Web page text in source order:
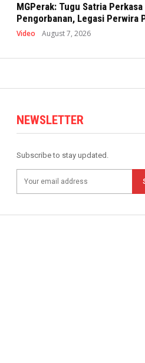
MGPerak: Tugu Satria Perkasa
Pengorbanan, Legasi Perwira
Video August 7, 2026
NEWSLETTER
Subscribe to stay updated.